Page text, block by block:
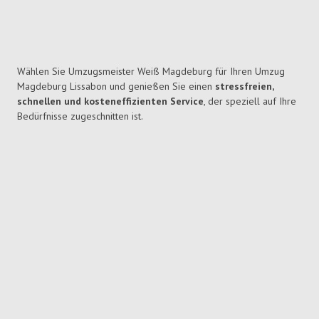
Wählen Sie Umzugsmeister Weiß Magdeburg für Ihren Umzug
Magdeburg Lissabon und genießen Sie einen stressfreien,
schnellen und kosteneffizienten Service, der speziell auf Ihre
Bedürfnisse zugeschnitten ist.